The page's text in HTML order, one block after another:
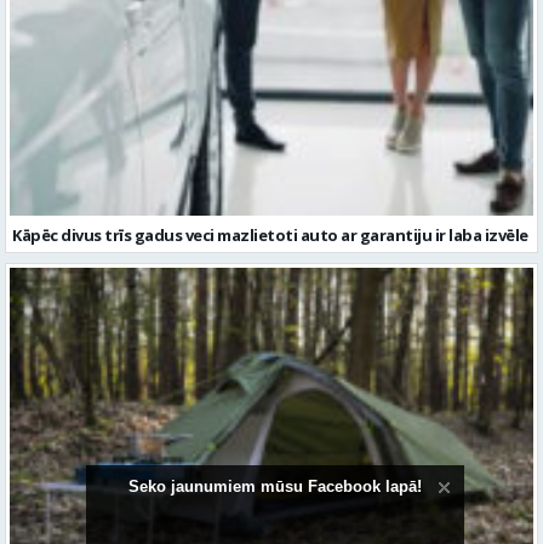
Kāpēc divus trīs gadus veci mazlietoti auto ar garantiju ir laba izvēle
Seko jaunumiem mūsu Facebook lapā!